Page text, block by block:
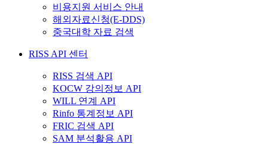
비용지원 서비스 안내
해외자료신청(E-DDS)
중국대학 자료 검색
RISS API 센터
RISS 검색 API
KOCW 강의정보 API
WILL 연계 API
Rinfo 통계정보 API
FRIC 검색 API
SAM 분석활용 API